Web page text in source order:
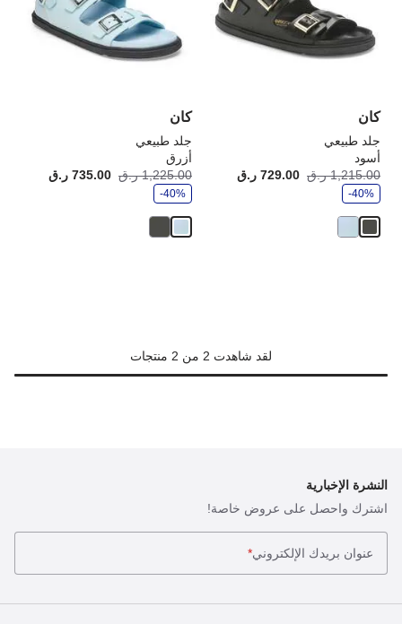
كان
جلد طبيعي
أسود
كانت:
1,215.00 ر.ق أصبح 729.00 ر.ق
-40%
تحديث
صورة
كان
جلد طبيعي
أزرق
1,225.00 ر.ق 735.00 ر.ق
-40%
لقد شاهدت 2 من 2 منتجات
النشرة الإخبارية
اشترك واحصل على عروض خاصة!
عنوان بريدك الإلكتروني*